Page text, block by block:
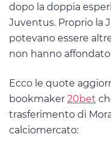
dopo la doppia
Juventus. Proprio la
potevano essere
non hanno
Ecco le quote
bookmaker 20bet
trasferimento di
calciomercato: